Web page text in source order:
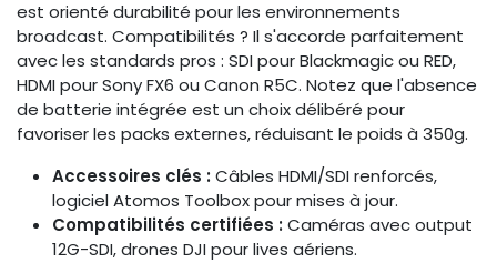
est orienté durabilité pour les environnements
broadcast. Compatibilités ? Il s'accorde parfaitement
avec les standards pros : SDI pour Blackmagic ou RED,
HDMI pour Sony FX6 ou Canon R5C. Notez que l'absence
de batterie intégrée est un choix délibéré pour
favoriser les packs externes, réduisant le poids à 350g.
Accessoires clés :Câbles HDMI/SDI renforcés,
logiciel Atomos Toolbox pour mises à jour.
Compatibilités certifiées :Caméras avec output
12G-SDI, drones DJI pour lives aériens.